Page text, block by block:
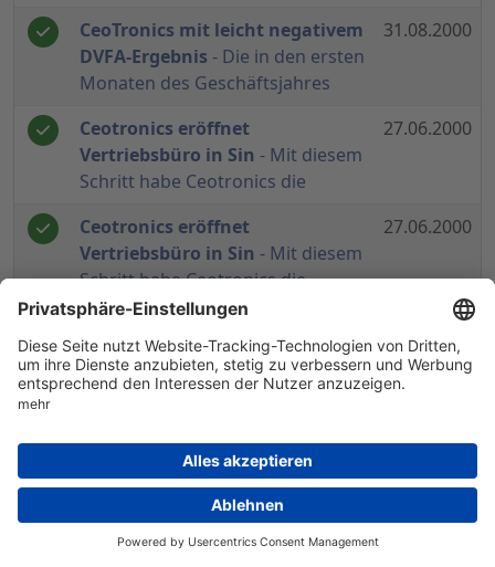
CeoTronics mit leicht negativem
DVFA-Ergebnis - Die in den ersten
Monaten des Geschäftsjahres
31.08.2000
Ceotronics eröffnet
Vertriebsbüro in Sin - Mit diesem
Schritt habe Ceotronics die
27.06.2000
Ceotronics eröffnet
Vertriebsbüro in Sin - Mit diesem
Schritt habe Ceotronics die
27.06.2000
CeoTronics verfehlt in 1999 die
eigenen Planzahlen- Durch
Verluste in Frankreich und USA
14.06.2000
CeoTronics verfehlt in 1999 die
eigenen Planzahlen- Durch
Verluste in Frankreich und USA
könne di
14.06.2000